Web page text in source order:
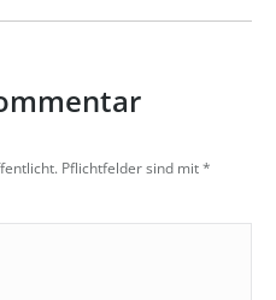
Pflichtfelder sind mit*